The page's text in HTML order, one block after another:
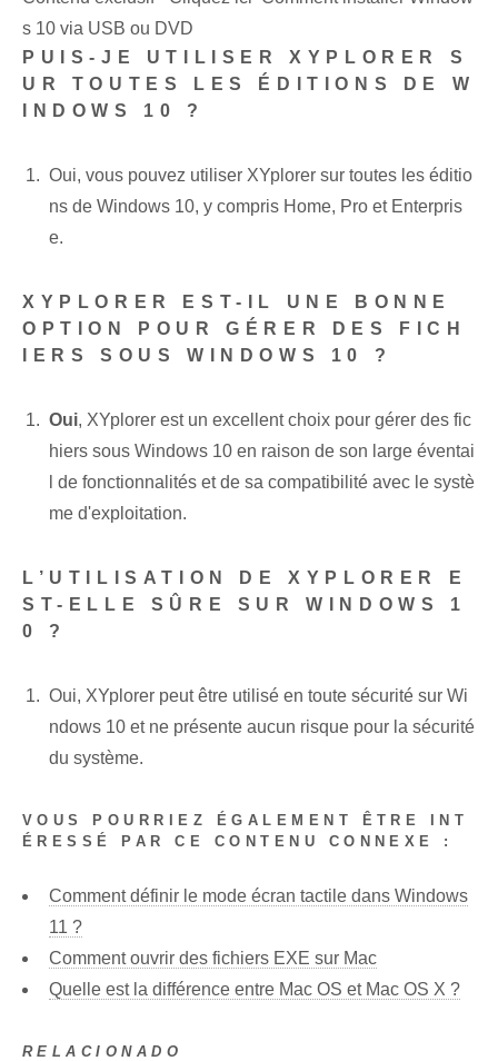
s 10 via USB ou DVD
PUIS-JE UTILISER XYPLORER S
UR TOUTES LES ÉDITIONS DE W
INDOWS 10 ?
Oui, vous pouvez utiliser XYplorer sur toutes les éditio
ns de Windows 10, y compris Home, Pro et Enterpris
e.
XYPLORER EST-IL UNE BONNE
OPTION POUR GÉRER DES FICH
IERS SOUS WINDOWS 10 ?
Oui, XYplorer est un excellent choix pour gérer des fic
hiers sous Windows 10 en raison de son large éventai
l de fonctionnalités et de sa compatibilité avec le systè
me d'exploitation.
L’UTILISATION DE XYPLORER E
ST-ELLE SÛRE SUR WINDOWS 1
0 ?
Oui, XYplorer peut être utilisé en toute sécurité sur Wi
ndows 10 et ne présente aucun risque pour la sécurité
du système.
VOUS POURRIEZ ÉGALEMENT ÊTRE INT
ÉRESSÉ PAR CE CONTENU CONNEXE :
Comment définir le mode écran tactile dans Windows
11 ?
Comment ouvrir des fichiers EXE sur Mac
Quelle est la différence entre Mac OS et Mac OS X ?
RELACIONADO